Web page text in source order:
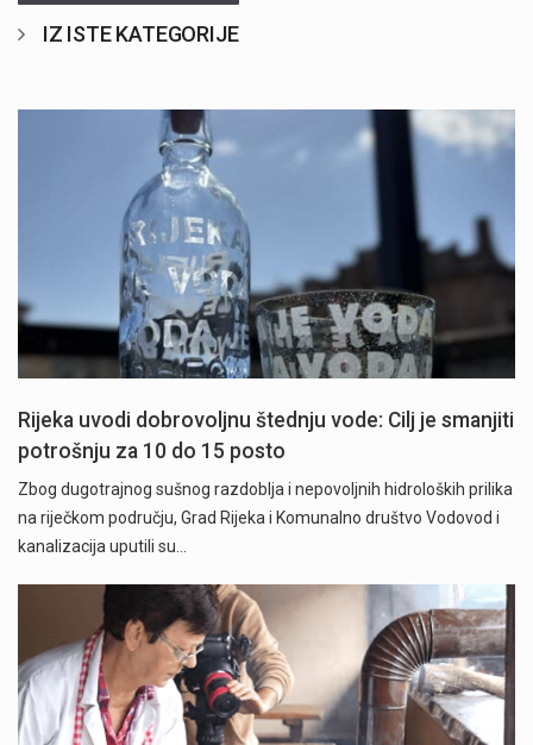
IZ ISTE KATEGORIJE
Rijeka uvodi dobrovoljnu štednju vode: Cilj je smanjiti
potrošnju za 10 do 15 posto
Zbog dugotrajnog sušnog razdoblja i nepovoljnih hidroloških prilika
na riječkom području, Grad Rijeka i Komunalno društvo Vodovod i
kanalizacija uputili su…